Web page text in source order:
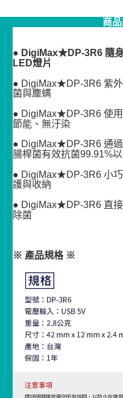
商
● DigiMax★DP-3R6 隨
LED燈片
● DigiMax★DP-3R6 紫
菌與塵螨
● DigiMax★DP-3R6 使
節能、無汙染
● DigiMax★DP-3R6 通
腸桿菌有效抗菌99.91%
● DigiMax★DP-3R6 小
護與收納
● DigiMax★DP-3R6 直
除菌
※ 產品規格 ※